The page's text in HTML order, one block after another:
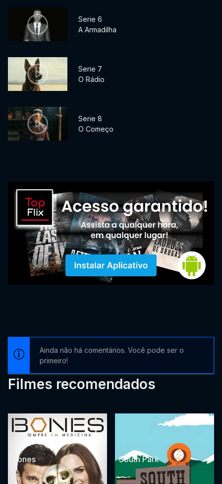
Serie 6
A Armadilha
Serie 7
O Rádio
Serie 8
O Começo
Ainda não há comentários. Você pode ser o
primeiro!
Filmes recomendados
Bones South Park